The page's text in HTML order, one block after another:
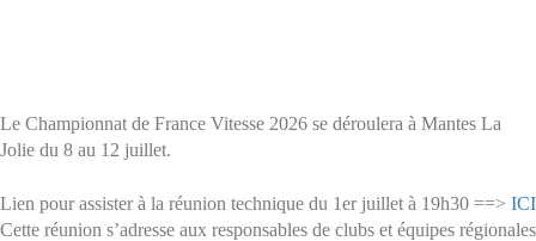
Le Championnat de France Vitesse 2026 se déroulera à Mantes La
Jolie du 8 au 12 juillet.
Lien pour assister à la réunion technique du 1er juillet à 19h30 ==> ICI
Cette réunion s’adresse aux responsables de clubs et équipes régionales